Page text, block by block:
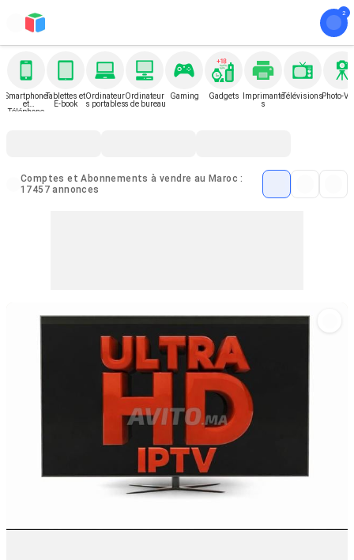
Smartphone
et
Téléphone
Tablettes et
E-book
Ordinateur
s portables
Ordinateur
s de bureau
Gaming Gadgets
Imprimante
s
TélévisionsPhoto-
Comptes et Abonnements à vendre au Maroc :
17457 annonces